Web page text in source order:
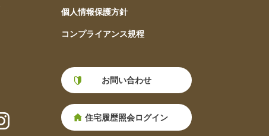
個人情報保護方針
コンプライアンス規程
お問い合わせ
住宅履歴照会ログイン